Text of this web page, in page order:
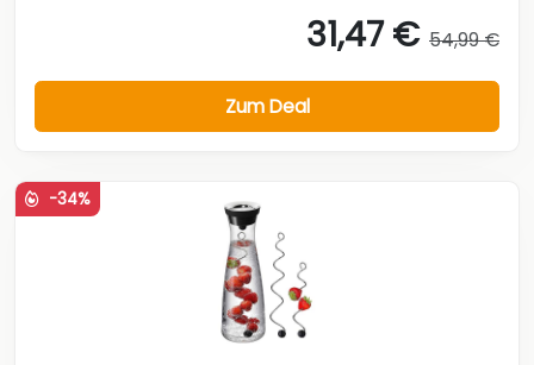
31,47 € 54,99 €
Zum Deal
-34%